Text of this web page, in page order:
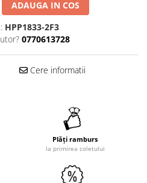
ADAUGA IN COS
HPP1833-2F3
0770613728
Cere informatii
Plăți ramburs
la primirea coletului